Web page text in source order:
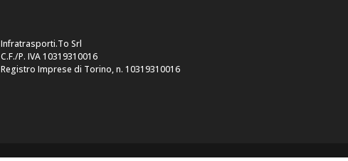
Infratrasporti.To Srl
C.F./P. IVA 10319310016
Registro Imprese di Torino, n. 10319310016